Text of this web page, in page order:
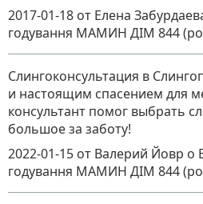
2017-01-18 от Елена
годування МАМИН ДІМ 844
Слингоконсультация в
и настоящим спасением для
консультант помог выбрать
большое за заботу!
2022-01-15 от Валерий Йовр о
годування МАМИН ДІМ 844